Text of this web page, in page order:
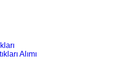
Alımı